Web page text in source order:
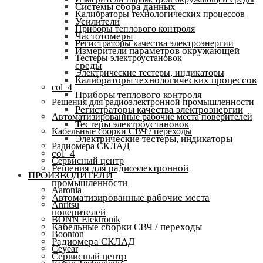
Калибраторы технологических процессов
Приборы теплового контроля
Регистраторы качества электроэнергии
Тестеры электроустановок
Электрические тестеры, индикаторы
col_4
Решения для радиоэлектронной промышленности
Автоматизированные рабочие места поверителей
Кабельные сборки СВЧ / переходы
Радиомера СКЛАД
Сервисный центр
ПРОИЗВОДИТЕЛИ
Aaronia
Anritsu
BONN Elektronik
Boonton
Ceyear
Системы сбора данных
Усилители
Частотомеры
Измерители параметров окружающей
среды
Калибраторы технологических процессов
Приборы теплового контроля
Регистраторы качества электроэнергии
Тестеры электроустановок
Электрические тестеры, индикаторы
col_4
Решения для радиоэлектронной
промышленности
Автоматизированные рабочие места
поверителей
Кабельные сборки СВЧ / переходы
Радиомера СКЛАД
Сервисный центр